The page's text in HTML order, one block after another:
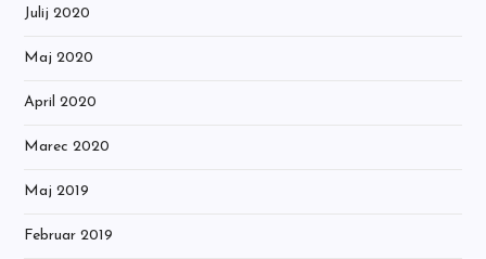
Julij 2020
Maj 2020
April 2020
Marec 2020
Maj 2019
Februar 2019